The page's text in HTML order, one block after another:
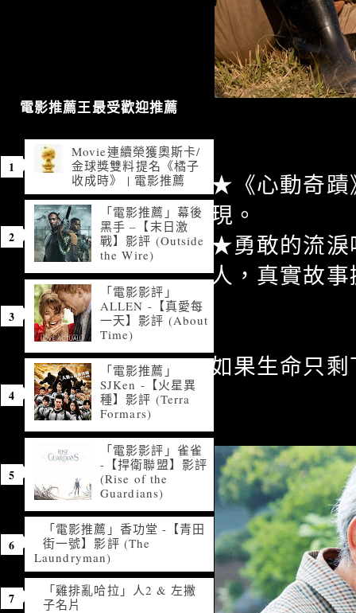
★《心動奇蹟
現。
★勇敢的流淚
人，真實故
如果生命只
電影推薦王最受歡迎推薦
Movie連續榮獲奧斯卡/
金球獎雙料提名《橘子
收成時》 | 電影推薦
「電影推薦」幕後
黑手 –【末日激
戰】影評 (Outside
the Wire)
「電影影評」
ALLEN -【真愛每
一天】影評 (About
Time)
「電影推薦」
SJKen -【火星異
種】影評 (Terra
Formars)
「電影影評」雀雀
-【捍衛聯盟】影評
(Rise of the
Guardians)
「電影推薦」香功堂 -【青田
街一號】影評 (The
Laundryman)
「雞排亂哈拉」人2 & 左撇
子名片